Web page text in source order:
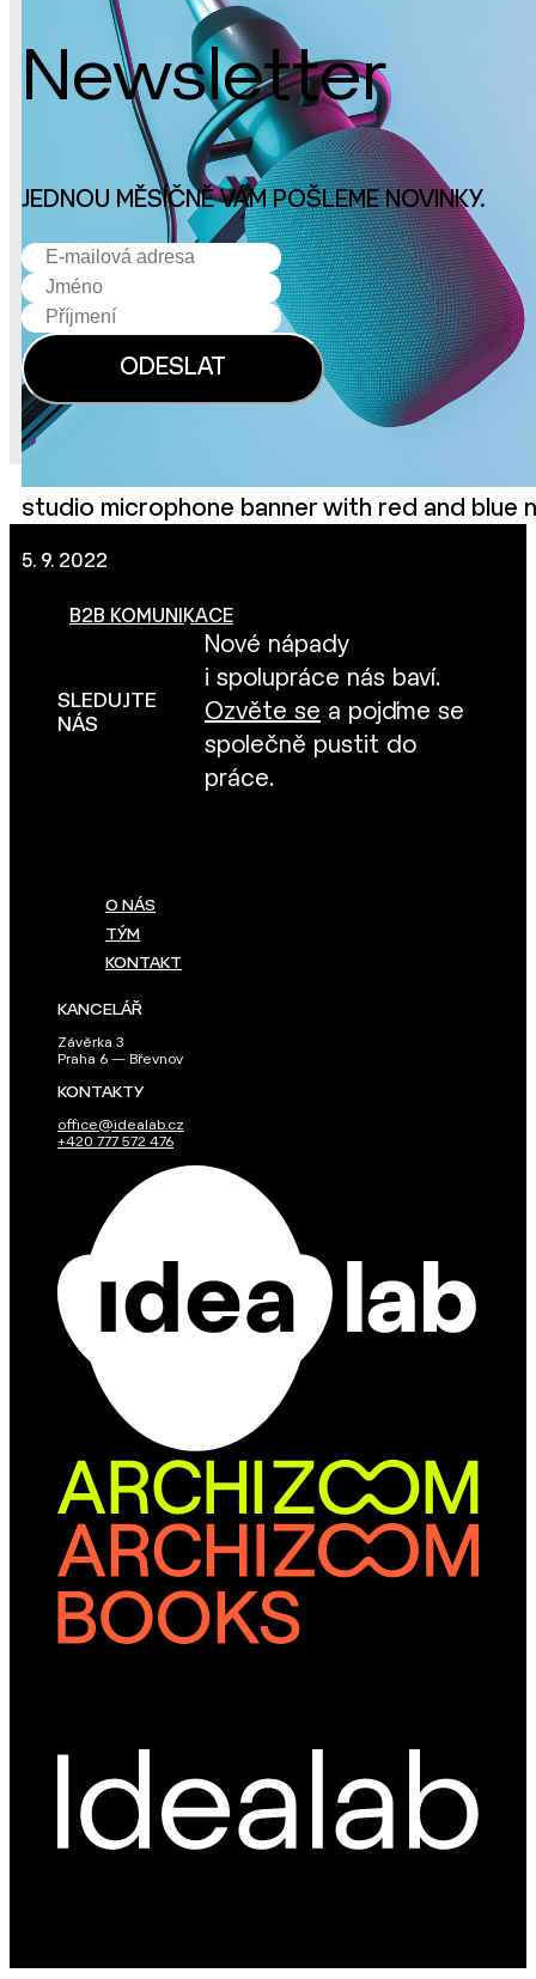
studio microphone banner with red and blue
5. 9. 2022
B2B KOMUNIKACE
Newsletter
JEDNOU MĚSÍČNĚ VÁM POŠLEME NOVINKY.
SLEDUJTE
NÁS
Nové nápady
i spolupráce nás baví.
Ozvěte se a pojďme se
společně pustit do
práce.
O NÁS
TÝM
KONTAKT
KANCELÁŘ
Závěrka 3
Praha 6 — Břevnov
KONTAKTY
office@idealab.cz
+420 777 572 476